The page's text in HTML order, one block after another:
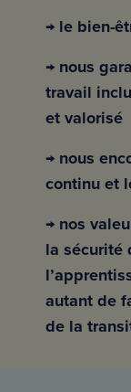
→ le bien-
→ nous
travail
et valorisé
→ nous
continu et
→ nos
la sécurité
autant de
de la